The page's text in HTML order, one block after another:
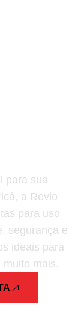
para sua
a Revlo
para uso
segurança e
ideais para
mais.